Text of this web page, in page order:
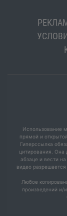
Использование
прямой и
Гиперссылка
цитирования. Она
абзаце и вести
видео
Любое
произведений и/